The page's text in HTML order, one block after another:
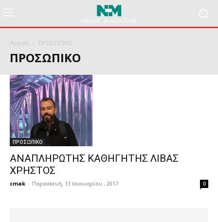
Αρχική ΠΡΟΣΩΠΙΚΟ
ΠΡΟΣΩΠΙΚΟ
ΠΡΟΣΩΠΙΚΟ
ΑΝΑΠΛΗΡΩΤΗΣ ΚΑΘΗΓΗΤΗΣ ΛΙΒΑΣ
ΧΡΗΣΤΟΣ
cmak - Παρασκευή, 13 Ιανουαρίου , 2017 0